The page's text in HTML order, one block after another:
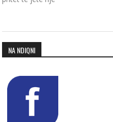
NA NDIQNI